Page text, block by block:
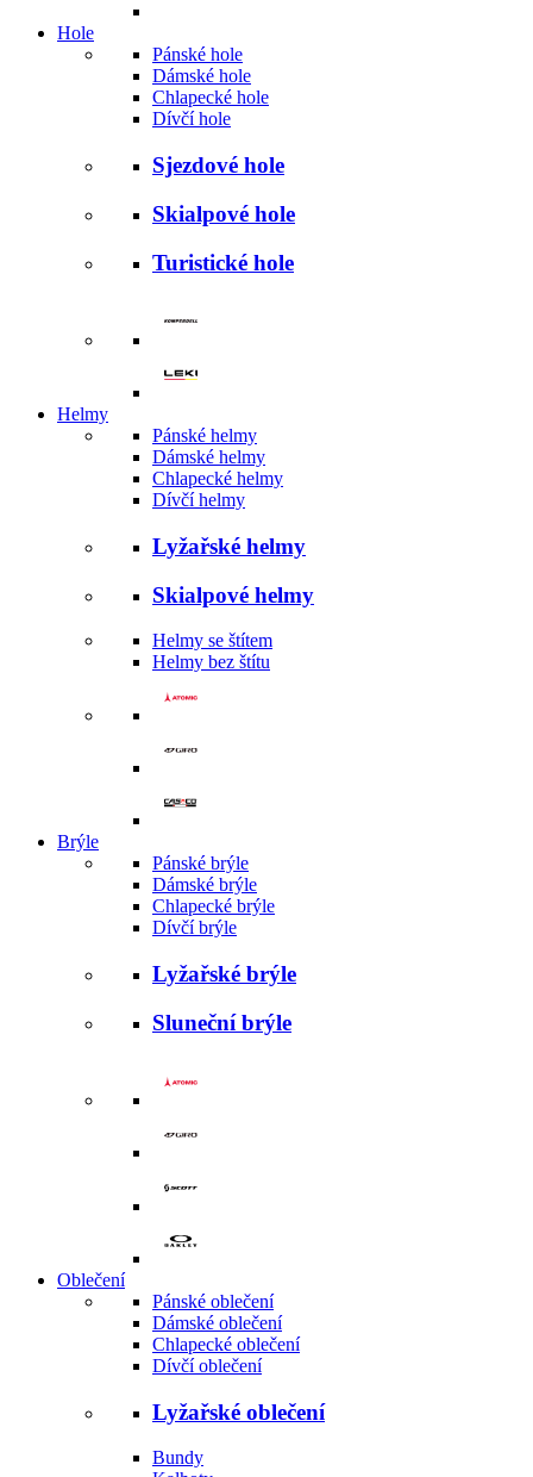
Hole
Pánské hole
Dámské hole
Chlapecké hole
Dívčí hole
Sjezdové hole
Skialpové hole
Turistické hole
Helmy
Pánské helmy
Dámské helmy
Chlapecké helmy
Dívčí helmy
Lyžařské helmy
Skialpové helmy
Helmy se štítem
Helmy bez štítu
Brýle
Pánské brýle
Dámské brýle
Chlapecké brýle
Dívčí brýle
Lyžařské brýle
Sluneční brýle
Oblečení
Pánské oblečení
Dámské oblečení
Chlapecké oblečení
Dívčí oblečení
Lyžařské oblečení
Bundy